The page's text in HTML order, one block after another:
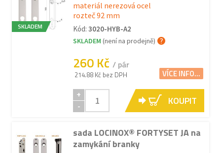
SKLADEM
materiál nerezová ocel
rozteč 92 mm
Kód: 3020-HYB-A2
SKLADEM (není na prodejně)
260 Kč / pár
214.88 Kč bez DPH VÍCE INFO...
+
-
KOUPIT
sada LOCINOX® FORTYSET JA na
zamykání branky